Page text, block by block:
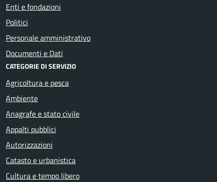
Enti e fondazioni
Politici
Personale amministrativo
Documenti e Dati
CATEGORIE DI SERVIZIO
Agricoltura e pesca
Ambiente
Anagrafe e stato civile
Appalti pubblici
Autorizzazioni
Catasto e urbanistica
Cultura e tempo libero